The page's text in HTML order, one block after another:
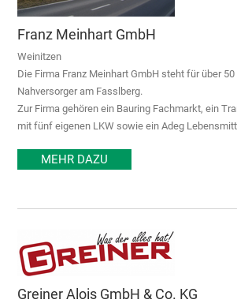
Franz Meinhart GmbH
Weinitzen
Die Firma Franz Meinhart GmbH steht für über
Nahversorger am Fasslberg.
Zur Firma gehören ein Bauring Fachmarkt, ein
mit fünf eigenen LKW sowie ein Adeg
MEHR DAZU
Greiner Alois GmbH & Co. KG